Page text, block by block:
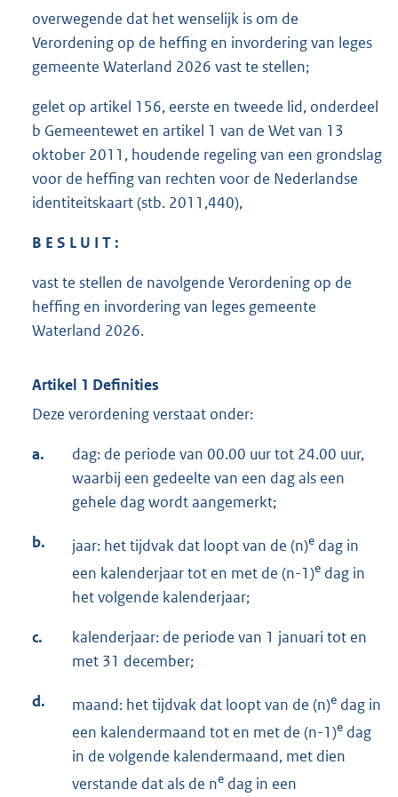
overwegende dat het wenselijk is om de
Verordening op de heffing en invordering van leges
gemeente Waterland 2026 vast te stellen;
gelet op artikel 156, eerste en tweede lid, onderdeel
b Gemeentewet en artikel 1 van de Wet van 13
oktober 2011, houdende regeling van een grondslag
voor de heffing van rechten voor de Nederlandse
identiteitskaart (stb. 2011,440),
B E S L U I T :
vast te stellen de navolgende Verordening op de
heffing en invordering van leges gemeente
Waterland 2026.
Artikel 1 Definities
Deze verordening verstaat onder:
a.
dag: de periode van 00.00 uur tot 24.00 uur,
waarbij een gedeelte van een dag als een
gehele dag wordt aangemerkt;
b. jaar: het tijdvak dat loopt van de (n)e dag in
een kalenderjaar tot en met de (n-1)e dag in
het volgende kalenderjaar;
c.
kalenderjaar: de periode van 1 januari tot en
met 31 december;
d. maand: het tijdvak dat loopt van de (n)e dag in
een kalendermaand tot en met de (n-1)e dag
in de volgende kalendermaand, met dien
verstande dat als de ne dag in een